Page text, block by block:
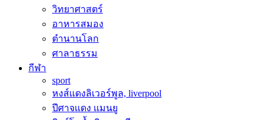
วิทยาศาสตร์
อาหารสมอง
ตำนานโลก
ศาลาธรรม
กีฬา
sport
หงส์แดงลิเวอร์พูล, liverpool
ปีศาจแดง แมนยู